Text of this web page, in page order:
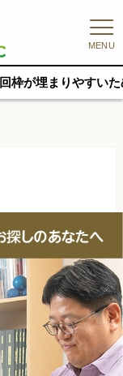
MENU
ため、早めのご予約